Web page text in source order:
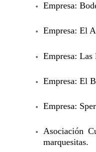
Empresa:
Empresa: El
Empresa: Las
Empresa: El
Empresa:
Asociación
marquesitas.